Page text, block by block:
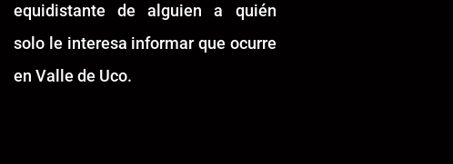
equidistante de alguien a quién
solo le interesa informar que ocurre
en Valle de Uco.